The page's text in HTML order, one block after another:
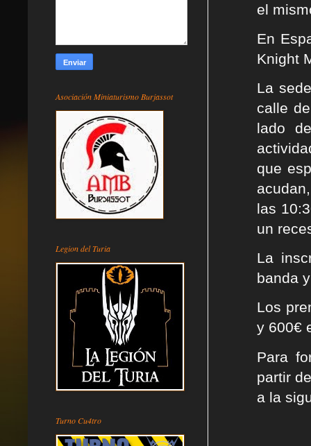
el
En
Knight
La
calle
lado
que
las
un
La
banda
Los
y 600€
Para
partir
a la
Asociación Miniaturismo Burjassot
Legion del Turia
Turno Cu4tro